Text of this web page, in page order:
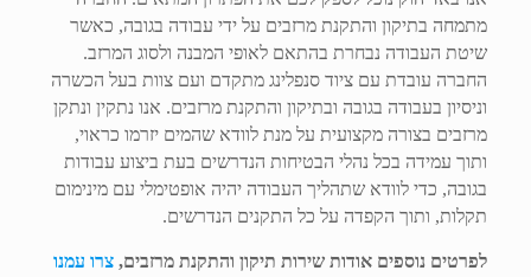
מתמחה בתיקון והתקנת מרזבים על ידי עבודה בגובה, כאשר
שיטת העבודה נבחרת בהתאם לאופי המבנה ולסוג המרזב.
החברה עובדת עם ציוד סנפלינג מתקדם ועם צוות בעל הכשרה
וניסיון בעבודה בגובה ובתיקון והתקנת מרזבים. אנו נתקין ונתקן
מרזבים בצורה מקצועית על מנת לוודא שהמים יזרמו כראוי,
ותוך עמידה בכל נהלי הבטיחות הנדרשים בעת ביצוע עבודות
בגובה, כדי לוודא שתהליך העבודה יהיה אופטימלי עם מינימום
תקלות, ותוך הקפדה על כל התקנים הנדרשים.
לפרטים נוספים אודות שירות תיקון והתקנת מרזבים, צרו עמנו